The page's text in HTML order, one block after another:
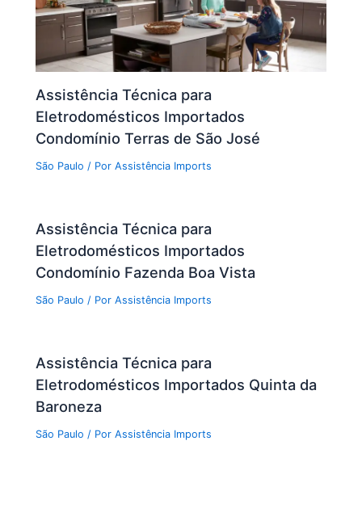
Assistência Técnica para
Eletrodomésticos Importados
Condomínio Terras de São José
São Paulo / PorAssistência Imports
Assistência Técnica para
Eletrodomésticos Importados
Condomínio Fazenda Boa Vista
São Paulo / PorAssistência Imports
Assistência Técnica para
Eletrodomésticos Importados Quinta da
Baroneza
São Paulo / PorAssistência Imports